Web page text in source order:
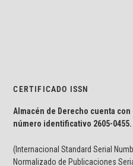
CERTIFICADO ISSN
Almacén de Derecho cuenta
número identificativo 2605-0455.
(Internacional Standard Serial
Normalizado de Publicaciones